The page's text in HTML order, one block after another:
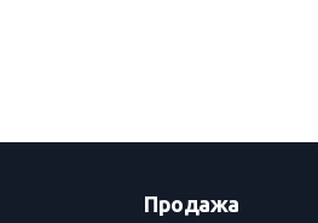
Продажа